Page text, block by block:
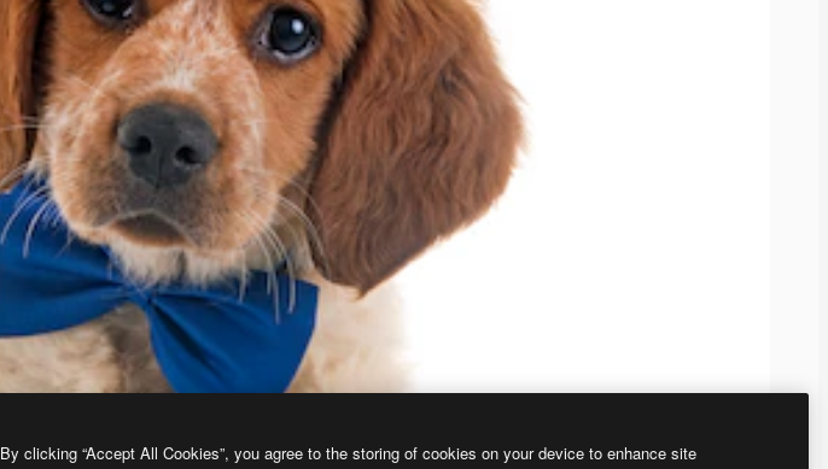
By clicking “Accept All Cookies”, you agree to the storing of cookies on your device to enhance site